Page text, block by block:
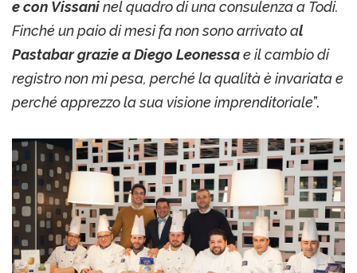
e con Vissaninel quadro di una consulenza a Todi.
Finché un paio di mesi fa non sono arrivato al
Pastabar grazie a Diego Leonessae il cambio di
registro non mi pesa, perché la qualità è invariata e
perché apprezzo la sua visione imprenditoriale”.